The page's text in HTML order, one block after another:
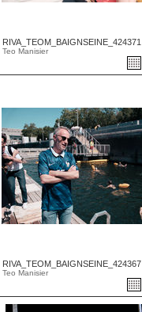
RIVA_TEOM_BAIGNSEINE_424371
Teo Manisier
RIVA_TEOM_BAIGNSEINE_424367
Teo Manisier